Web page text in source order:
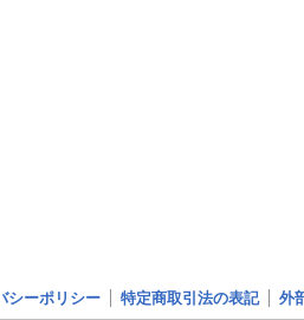
シーポリシー 特定商取引法の表記 外